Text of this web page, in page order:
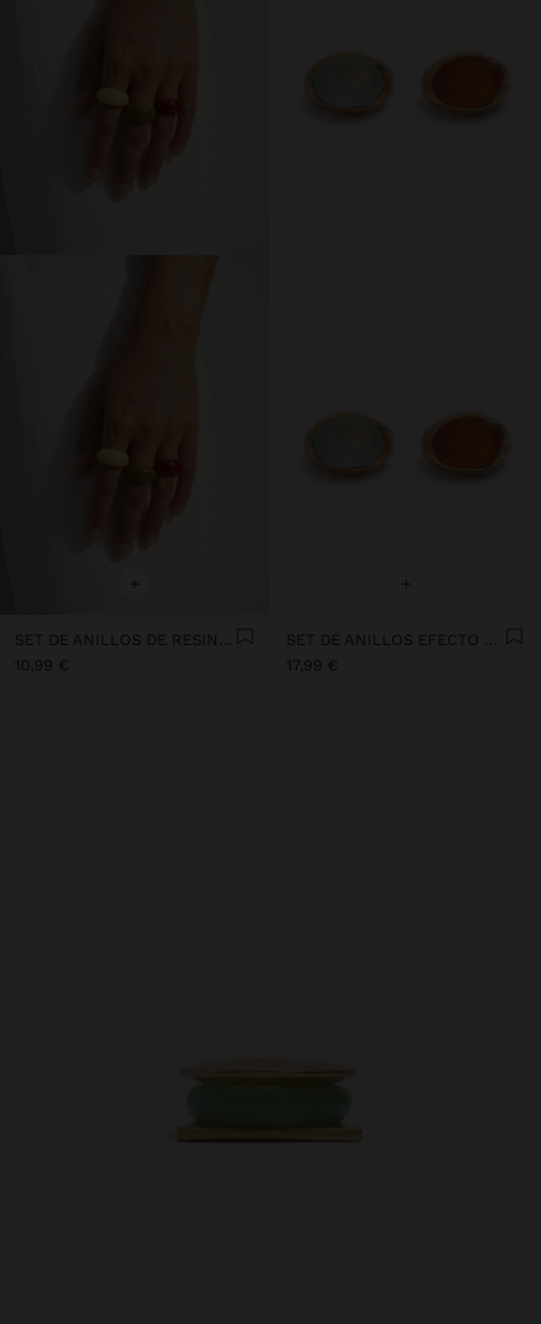
+
10,99 €
+
17,99 €